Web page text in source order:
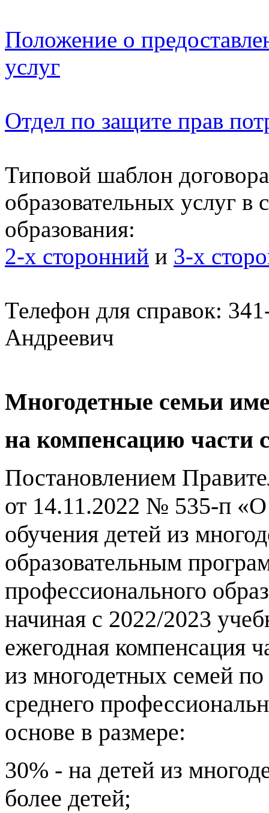
Положение о
услуг
Отдел по защите прав
Типовой шаблон договора
образовательных услуг в
образования:
2-х сторонний и 3-х
Телефон для справок:
Андреевич
Многодетные семьи
на компенсацию части
Постановлением
от 14.11.2022 № 535-п «О
обучения детей из
образовательным
профессионального
начиная с 2022/2023
ежегодная компенсация
из многодетных семей
среднего
основе в размере:
30% - на детей из
более детей;